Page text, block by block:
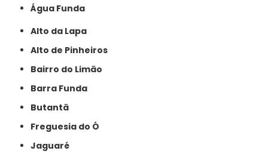
Água Funda
Alto da Lapa
Alto de Pinheiros
Bairro do Limão
Barra Funda
Butantã
Freguesia do Ó
Jaguaré